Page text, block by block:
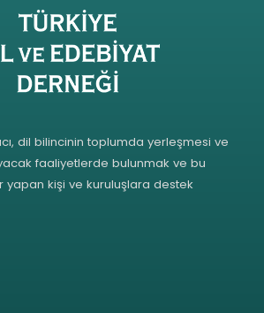
dil bilincinin toplumda yerleşmesi ve
faaliyetlerde bulunmak ve bu
yapan kişi ve kuruluşlara destek